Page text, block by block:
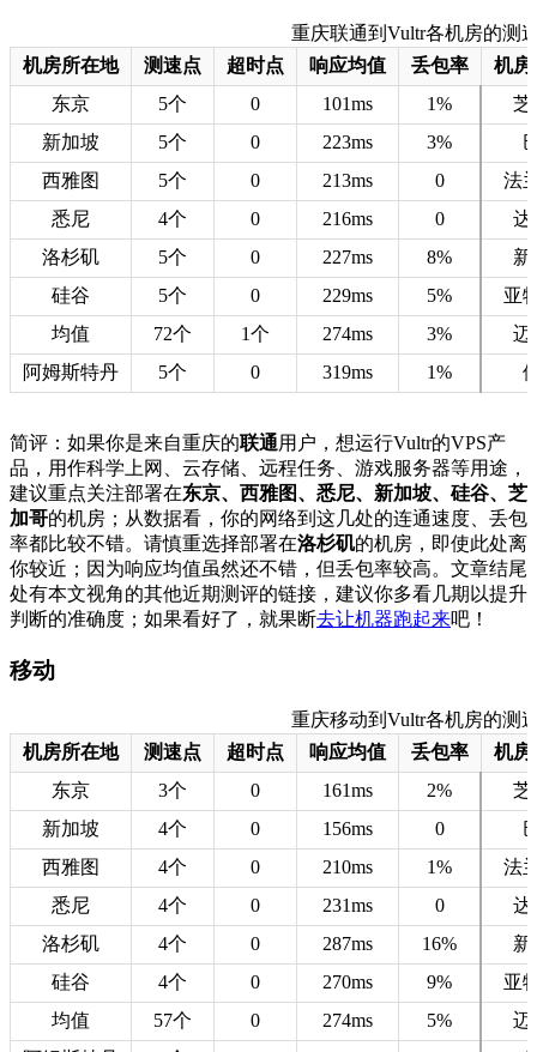
重庆联通到Vultr各机房的测
机房所在地
测速点 超时点 响应均值 丢包率
机房
东京
5个 0 101ms 1%
芝
新加坡
5个 0 223ms 3%
西雅图
5个 0 213ms 0
法
悉尼
4个 0 216ms 0
达
洛杉矶
5个 0 227ms 8%
新
硅谷
5个 0 229ms 5%
亚
均值
72个 1个 274ms 3%
迈
阿姆斯特丹
5个 0 319ms 1%
简评：如果你是来自重庆的联通用户，想运行Vultr的VPS产
品，用作科学上网、云存储、远程任务、游戏服务器等用途，
建议重点关注部署在东京、西雅图、悉尼、新加坡、硅谷、芝
加哥的机房；从数据看，你的网络到这几处的连通速度、丢包
率都比较不错。请慎重选择部署在洛杉矶的机房，即使此处离
你较近；因为响应均值虽然还不错，但丢包率较高。文章结尾
处有本文视角的其他近期测评的链接，建议你多看几期以提升
判断的准确度；如果看好了，就果断去让机器跑起来吧！
移动
重庆移动到Vultr各机房的测
机房所在地
测速点 超时点 响应均值 丢包率
机房
东京
3个 0 161ms 2%
芝
新加坡
4个 0 156ms 0
西雅图
4个 0 210ms 1%
法
悉尼
4个 0 231ms 0
达
洛杉矶
4个 0 287ms 16%
新
硅谷
4个 0 270ms 9%
亚
均值
57个 0 274ms 5%
迈